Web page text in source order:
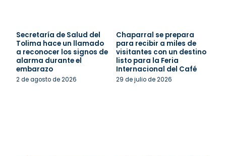
Secretaría de Salud del
Tolima hace un llamado
a reconocer los signos de
alarma durante el
embarazo
2 de agosto de 2026
Chaparral se prepara
para recibir a miles de
visitantes con un destino
listo para la Feria
Internacional del Café
29 de julio de 2026